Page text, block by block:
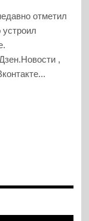
отметил
,